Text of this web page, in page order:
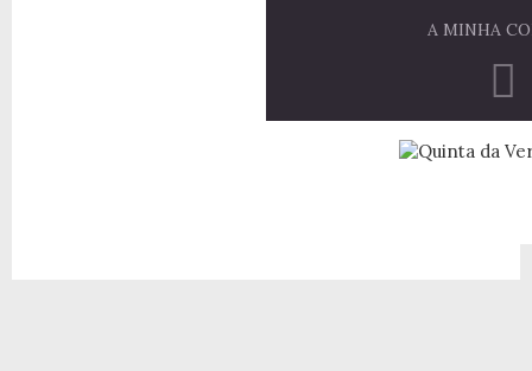
A MINHA